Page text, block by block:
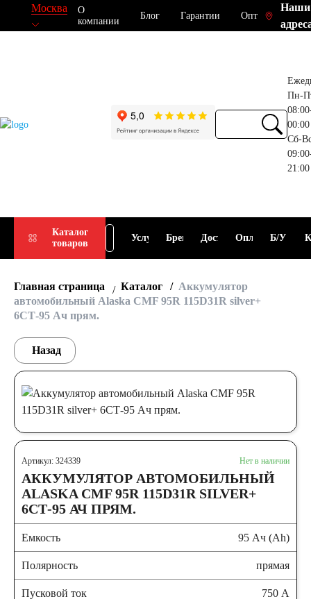
Москва
О
компании
Блог Гарантии Опт
Наши
Пн-
00:00
Сб-
21:00
Каталог
товаров
Подбор
АКБ
Услуги Бренды ДоставкаОплата Б/У
Главная страница Каталог
Аккумулятор
автомобильный Alaska CMF 95R 115D31R silver+
6СТ-95 Ач прям.
Назад
Артикул: 324339 Нет в наличии
АККУМУЛЯТОР АВТОМОБИЛЬНЫЙ
ALASKA CMF 95R 115D31R SILVER+
6СТ-95 АЧ ПРЯМ.
Емкость 95 Ач (Ah)
Полярность прямая
Пусковой ток 750 А